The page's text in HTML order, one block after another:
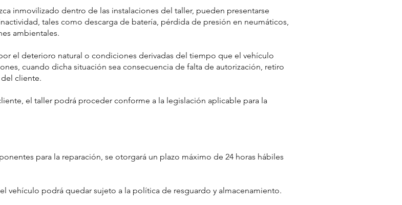
inmovilizado dentro de las instalaciones del taller, pueden presentarse
tales como descarga de batería, pérdida de presión en neumáticos,
ambientales.
el deterioro natural o condiciones derivadas del tiempo que el vehículo
cuando dicha situación sea consecuencia de falta de autorización, retiro
cliente.
el taller podrá proceder conforme a la legislación aplicable para la
para la reparación, se otorgará un plazo máximo de 24 horas hábiles
vehículo podrá quedar sujeto a la política de resguardo y almacenamiento.